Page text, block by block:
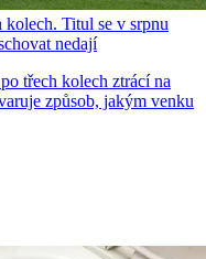
kolech. Titul se v srpnu
nedají
třech kolech ztrácí na
způsob, jakým venku